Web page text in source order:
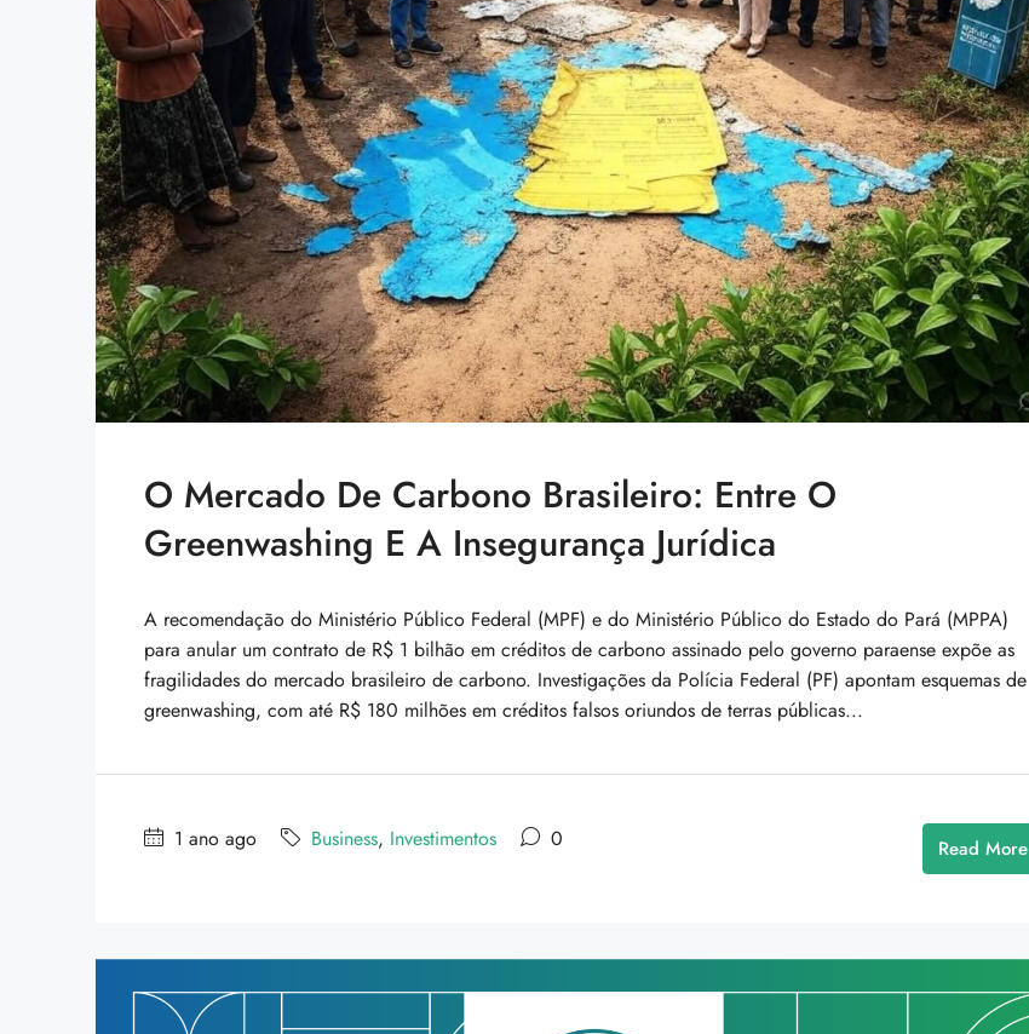
O Mercado De Carbono Brasileiro: Entre O
Greenwashing E A Insegurança Jurídica
A recomendação do Ministério Público Federal (MPF) e do Ministério Público do Estado do Pará (MPPA)
para anular um contrato de R$ 1 bilhão em créditos de carbono assinado pelo governo paraense expõe as
fragilidades do mercado brasileiro de carbono. Investigações da Polícia Federal (PF) apontam esquemas de
greenwashing, com até R$ 180 milhões em créditos falsos oriundos de terras públicas...
1 ano ago Business, Investimentos 0 Read More